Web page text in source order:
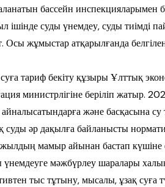
бассейн инспекцияларымен
ішінде суды үнем­деу, суды тиімді
жұмыстар атқарылғанда
тариф бе­кіту құзыры Ұлттық
министрлігіне беріліп жа­тыр.
және басқасына су
әр дақылға байла­ныс­ты
мамыр айынан бастап күшіне
мәж­бүрлеу шаралары
тыс тұтыну, мысалы, ұзақ суға